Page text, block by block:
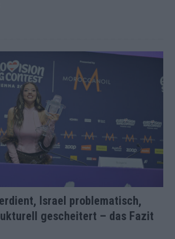
Israel problematisch,
gescheitert – das Fazit